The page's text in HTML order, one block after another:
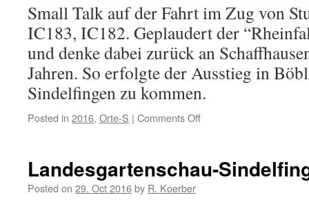
Small Talk auf der Fahrt im Zug von
IC183, IC182. Geplaudert der
und denke dabei zurück an
Jahren. So erfolgte der Ausstieg in
Sindelfingen zu kommen.
Posted in 2016, Orte-S | Comments Off
Zürich
Landesgartenschau-
Posted on 29. Oct 2016by R. Koerber